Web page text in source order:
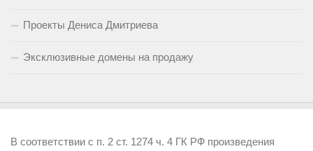
Проекты Дениса Дмитриева
Эксклюзивные домены на продажу
В соответствии с п. 2 ст. 1274 ч. 4 ГК РФ произведения